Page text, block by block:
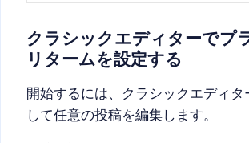
クラシックエディターでプ
リタームを設定する
開始するには、クラシックエディタ
して任意の投稿を編集します。